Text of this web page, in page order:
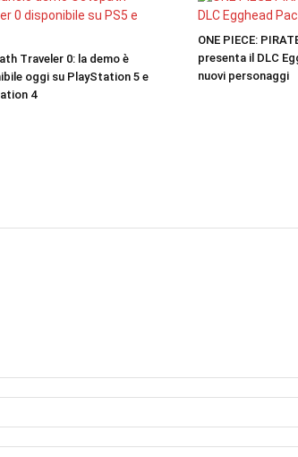
Traveler 0: la demo è
oggi su PlayStation 5 e
4
ONE PIECE:
presenta il DLC
nuovi personaggi